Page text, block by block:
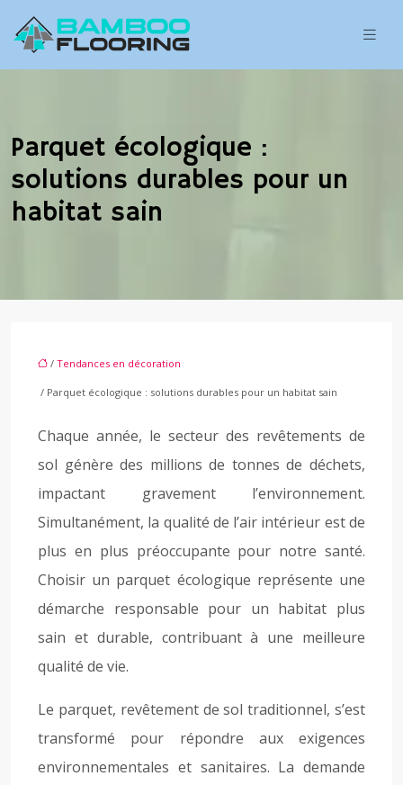
Parquet écologique :
solutions durables pour un
habitat sain
/ Tendances en décoration
/ Parquet écologique : solutions durables pour un habitat sain
Chaque année, le secteur des revêtements de
sol génère des millions de tonnes de déchets,
impactant gravement l’environnement.
Simultanément, la qualité de l’air intérieur est de
plus en plus préoccupante pour notre santé.
Choisir un parquet écologique représente une
démarche responsable pour un habitat plus
sain et durable, contribuant à une meilleure
qualité de vie.
Le parquet, revêtement de sol traditionnel, s’est
transformé pour répondre aux exigences
environnementales et sanitaires. La demande